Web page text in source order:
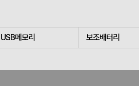
USB메모리 보조배터리